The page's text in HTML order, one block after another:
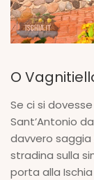
O
Se ci si
Sant’Antonio
davvero saggia
stradina sulla
porta alla